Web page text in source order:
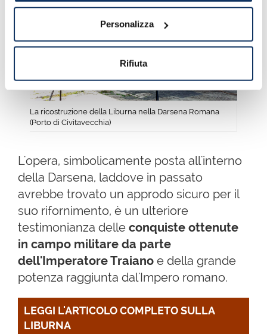
Personalizza
Rifiuta
La ricostruzione della Liburna nella Darsena Romana
(Porto di Civitavecchia)
L'opera, simbolicamente posta all'interno
della Darsena, laddove in passato
avrebbe trovato un approdo sicuro per il
suo rifornimento, è un ulteriore
testimonianza delle conquiste ottenute
in campo militare da parte
dell'Imperatore Traiano e della grande
potenza raggiunta dal'Impero romano.
LEGGI L'ARTICOLO COMPLETO SULLA
LIBURNA